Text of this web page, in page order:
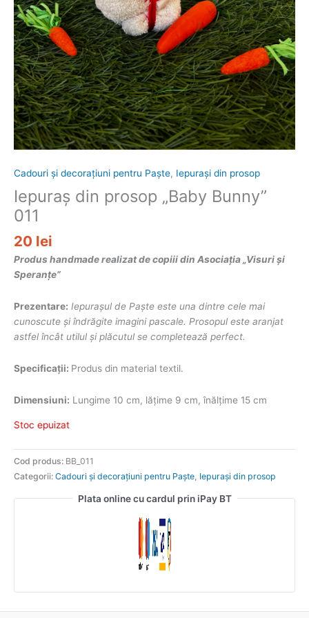
Cadouri și decorațiuni pentru Paște, Iepurași din prosop
Iepuraș din prosop „Baby Bunny”
011
20 lei
Produs handmade realizat de copiii din Asociația „Visuri și
Speranțe”
Prezentare: Iepurașul de Paște este una dintre cele mai
cunoscute şi îndrăgite imagini pascale. Prosopul este aranjat
astfel încât utilul și plăcutul se completează perfect.
Specificații: Produs din material textil.
Dimensiuni: Lungime 10 cm, lățime 9 cm, înălțime 15 cm
Stoc epuizat
Cod produs: BB_011
Categorii: Cadouri și decorațiuni pentru Paște Iepurași din prosop
Plata online cu cardul prin iPay BT